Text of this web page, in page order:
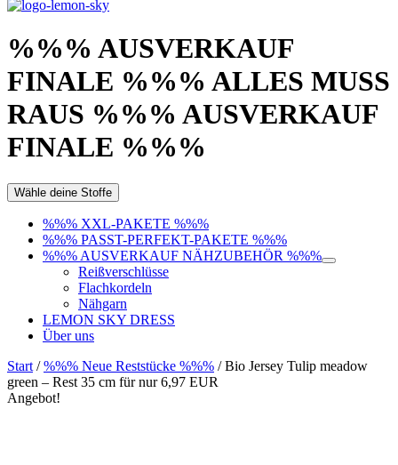
%%% AUSVERKAUF
FINALE %%% ALLES MUSS
RAUS %%% AUSVERKAUF
FINALE %%%
Wähle deine Stoffe
%%% XXL-PAKETE %%%
%%% PASST-PERFEKT-PAKETE %%%
%%% AUSVERKAUF NÄHZUBEHÖR %%%
Reißverschlüsse
Flachkordeln
Nähgarn
LEMON SKY DRESS
Über uns
Start /%%% Neue Reststücke %%% / Bio Jersey Tulip meadow
green – Rest 35 cm für nur 6,97 EUR
Angebot!